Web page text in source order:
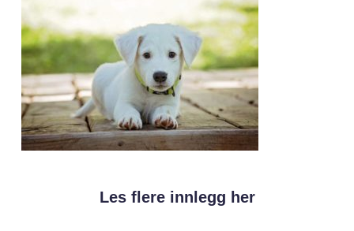
Les flere innlegg her